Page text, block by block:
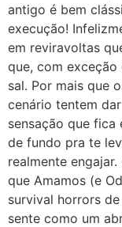
antigo é bem
execução!
em reviravoltas
que, com exceção
sal. Por mais que
cenário tentem
sensação que fica
de fundo pra te
realmente
que Amamos (e
survival horrors
sente como um